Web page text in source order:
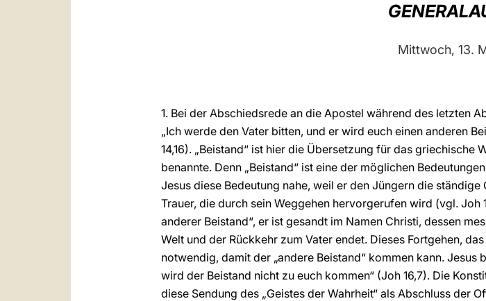
Mittwoch, 13.
1. Bei der Abschiedsrede an die Apostel während des letzten
„Ich werde den Vater bitten, und er wird euch einen anderen
14,16). „Beistand“ ist hier die Übersetzung für das griechische
benannte. Denn „Beistand“ ist eine der möglichen
Jesus diese Bedeutung nahe, weil er den Jüngern die
Trauer, die durch sein Weggehen hervorgerufen wird (vgl.
anderer Beistand“, er ist gesandt im Namen Christi, dessen
Welt und der Rückkehr zum Vater endet. Dieses Fortgehen,
notwendig, damit der „andere Beistand“ kommen kann.
wird der Beistand nicht zu euch kommen“ (Joh 16,7). Die
diese Sendung des „Geistes der Wahrheit“ als Abschluss der